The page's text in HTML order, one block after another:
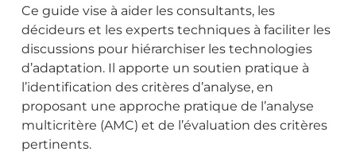
Ce guide vise à aider les consultants, les
décideurs et les experts techniques à faciliter les
discussions pour hiérarchiser les technologies
d’adaptation. Il apporte un soutien pratique à
l’identification des critères d’analyse, en
proposant une approche pratique de l’analyse
multicritère (AMC) et de l’évaluation des critères
pertinents.